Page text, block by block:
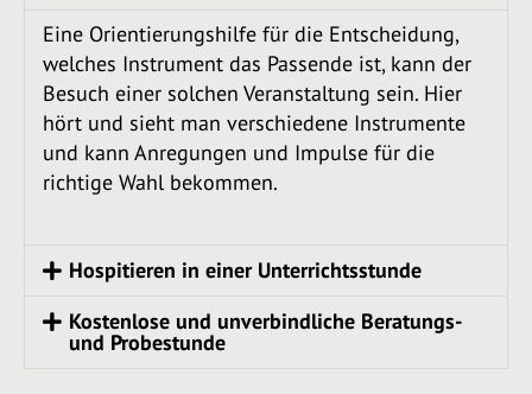
Eine Orientierungshilfe für die Entscheidung,
welches Instrument das Passende ist, kann der
Besuch einer solchen Veranstaltung sein. Hier
hört und sieht man verschiedene Instrumente
und kann Anregungen und Impulse für die
richtige Wahl bekommen.
Hospitieren in einer Unterrichtsstunde
Kostenlose und unverbindliche Beratungs-
und Probestunde